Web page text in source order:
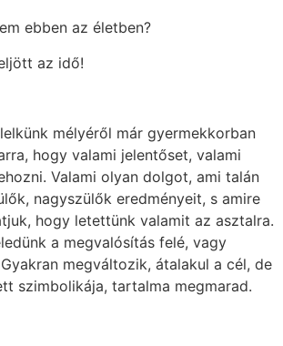
ebben az életben?
az idő!
mélyéről már gyermekkorban
hogy valami jelentőset, valami
Valami olyan dolgot, ami talán
nagyszülők eredményeit, s amire
hogy letettünk valamit az asztalra.
a megvalósítás felé, vagy
megváltozik, átalakul a cél, de
szimbolikája, tartalma megmarad.